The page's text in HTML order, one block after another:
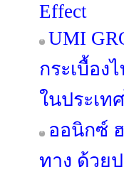
Effect
UMI
กระเบื้อง
ในประเ
ออนิกซ์
ทาง ด้วย